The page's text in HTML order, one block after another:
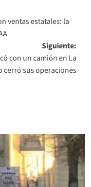
ventas estatales: la
Siguiente:
con un camión en La
cerró sus operaciones